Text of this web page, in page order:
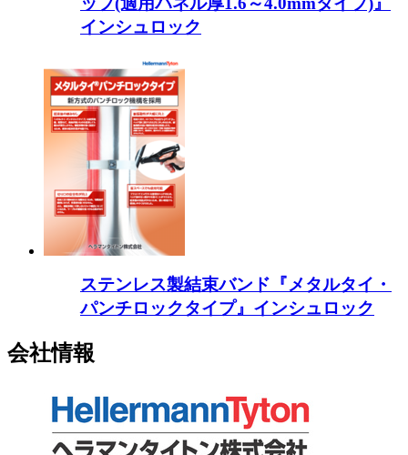
インシュロック
ステンレス製結束バンド『メタルタイ・
パンチロックタイプ』インシュロック
会社情報